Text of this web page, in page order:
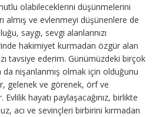
olabileceklerini düşünmelerini
almış ve evlenmeyi düşünenlere de
saygı, sevgi alanlarınızı
hakimiyet kurmadan özgür alan
tavsiye ederim. Günümüzdeki birçok
nişanlanmış olmak için olduğunu
gelenek ve görenek, örf ve
hayatı paylaşacağınız, birlikte
acı ve sevinçleri birbirini kırmadan